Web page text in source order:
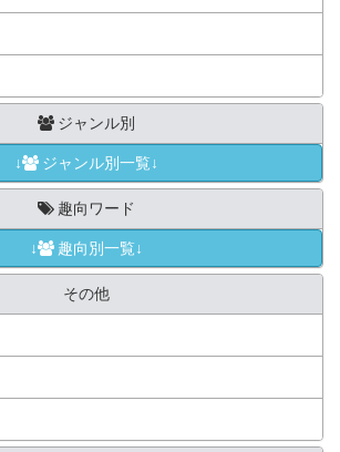
ジャンル別
↓ ジャンル別一覧↓
趣向ワード
↓ 趣向別一覧↓
その他